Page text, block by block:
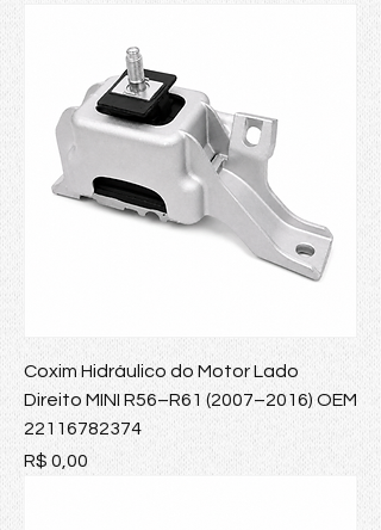
Coxim Hidráulico do Motor Lado
Direito MINI R56–R61 (2007–2016) OEM
22116782374
Preço
R$ 0,00